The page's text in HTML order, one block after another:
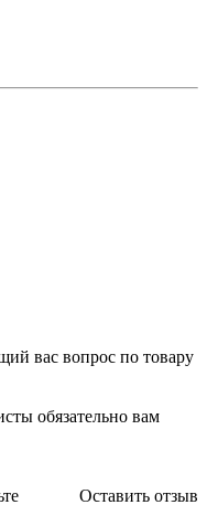
вас вопрос по товару
обязательно вам
Оставить отзыв